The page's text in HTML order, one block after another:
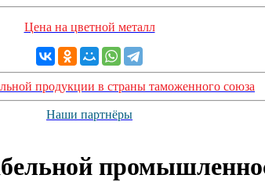
Цена на цветной металл
продукции в страны таможенного союза
Наши партнёры